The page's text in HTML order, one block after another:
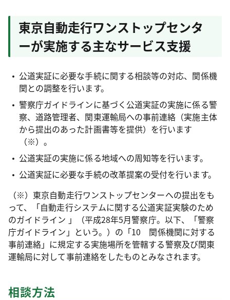
東京自動走行ワンストップセンタ
ーが実施する主なサービス支援
公道実証に必要な手続に関する相談等の対応、関係機
関との調整を行います。
警察庁ガイドラインに基づく公道実証の実施に係る警
察、道路管理者、関東運輸局への事前連絡（実施主体
から提出のあった計画書等を提供）を行います
（※）。
公道実証の実施に係る地域への周知等を行います。
公道実証に必要な手続の改革提案の受付を行います。
（※）東京自動走行ワンストップセンターへの提出をも
って、「自動走行システムに関する公道実証実験のため
のガイドライン 」（平成28年5月警察庁。以下、「警察
庁ガイドライン」という。）の「10 関係機関に対する
事前連絡」に規定する実施場所を管轄する警察及び関東
運輸局に対して事前連絡をしたものとみなされます。
相談方法